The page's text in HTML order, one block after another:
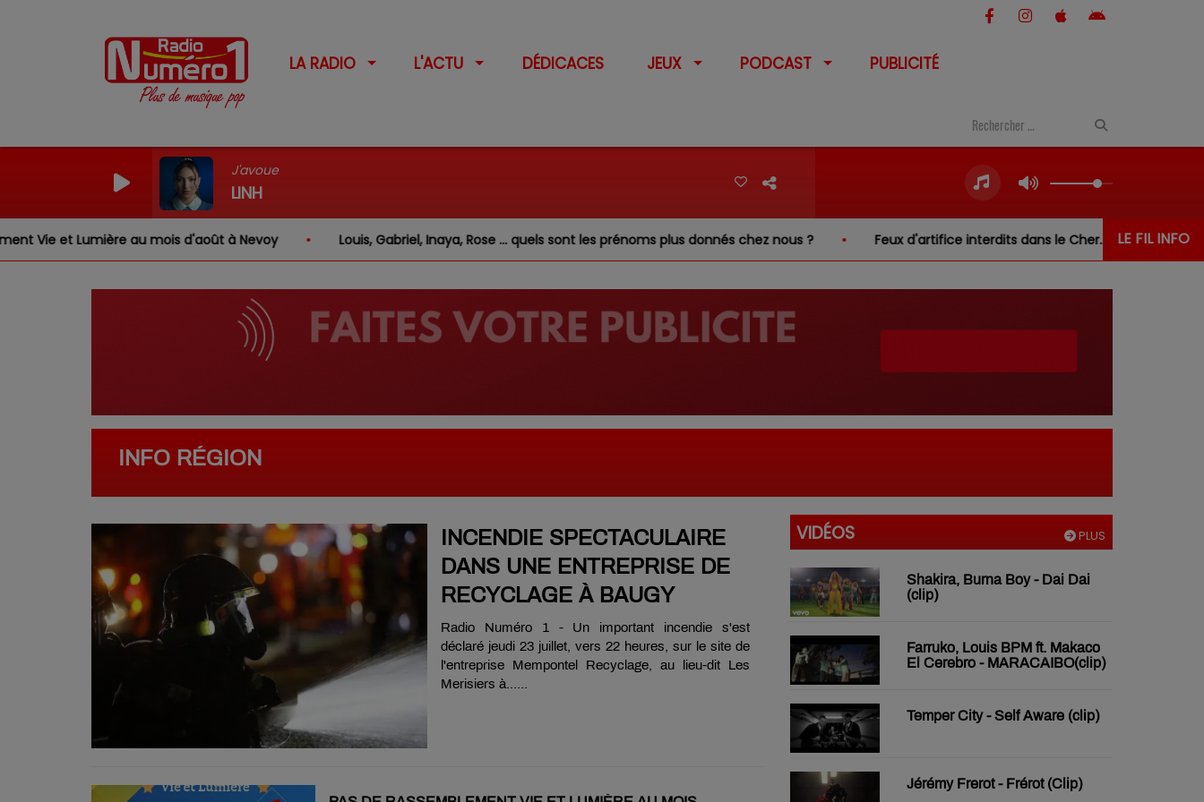
LA RADIO L'ACTU DÉDICACES JEUX PODCAST PUBLICITÉ
J'avoue
LINH
LE FIL INFO
au mois d'août à Nevoy Louis, Gabriel, Inaya, Rose … quels sont les prénoms plus donnés chez nous ? Feux d'artifice interdits dans le Cher… sauf au-dessus de l'eau
INFO RÉGION
INCENDIE SPECTACULAIRE
DANS UNE ENTREPRISE DE
RECYCLAGE À BAUGY
Radio Numéro 1 - Un important incendie s'est
déclaré jeudi 23 juillet, vers 22 heures, sur le site de
l'entreprise Mempontel Recyclage, au lieu-dit Les
Merisiers à......
PLUS
VIDÉOS
Shakira, Burna Boy - Dai Dai
(clip)
Farruko, Louis BPM ft. Makaco
El Cerebro - MARACAIBO(clip)
Temper City - Self Aware (clip)
Jérémy Frerot - Frérot (Clip)